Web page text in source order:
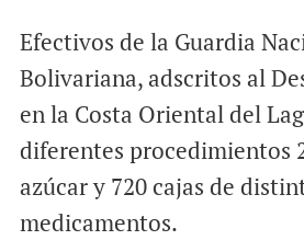
l
b
o
k
s
A
p
Efectivos de la Guardia
Bolivariana, adscritos al
en la Costa Oriental del
diferentes procedimientos
azúcar y 720 cajas de
medicamentos.